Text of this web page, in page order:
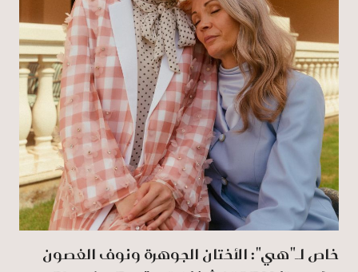
خاص لـ"هي": الأختان الجوهرة ونوف الغصون